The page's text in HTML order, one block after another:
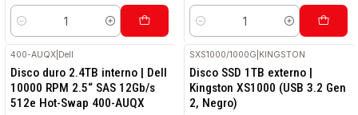
Cantidad Cantidad
400-AUQX Dell
Disco duro 2.4TB interno | Dell
10000 RPM 2.5“ SAS 12Gb/s
512e Hot-Swap 400-AUQX
SXS1000/1000G KINGSTON
Disco SSD 1TB externo |
Kingston XS1000 (USB 3.2 Gen
2, Negro)